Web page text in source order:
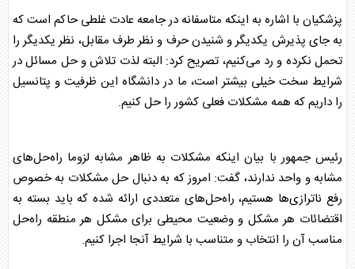
پزشکیان با اشاره به اینکه متاسفانه در جامعه عادت غلطی حاکم است که
به جای پذیرش یکدیگر و شنیدن حرف و نظر طرف مقابل، نظر یکدیگر را
تحمل نکرده و رد می‌کنیم، تصریح کرد: البته لذت تلاش و حل مسائل در
شرایط سخت خیلی بیشتر است، ما دردانشگاهاین ظرفیت و پتانسیل
را داریم که همه مشکلات فعلی کشور را حل کنیم.
رئیس جمهور با بیان اینکه مشکلات به ظاهر مشابه لزوما راه‌حل‌های
مشابه و واحد ندارند، گفت: امروز که به دنبال حل مشکلات به خصوص
رفع ناترازی‌ها هستیم، راه‌حل‌های متعددی ارائه شده که باید بسته به
اقتضائات هر مشکل و وضعیت محیطی برای مشکل هر منطقه راه‌حل
مناسب آن را انتخاب و متناسب با شرایط آنجا اجرا کنیم.